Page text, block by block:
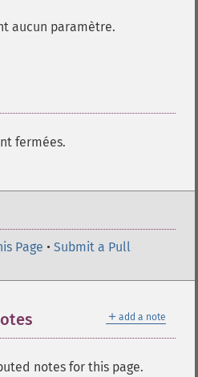
aucun paramètre.
fermées.
Page • Submit a Pull
＋ add a note
notes for this page.